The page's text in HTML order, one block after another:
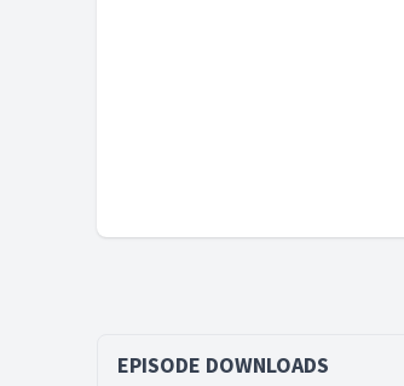
EPISODE DOWNLOADS